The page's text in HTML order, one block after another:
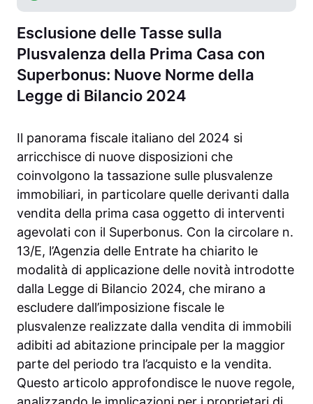
Esclusione delle Tasse sulla
Plusvalenza della Prima Casa con
Superbonus: Nuove Norme della
Legge di Bilancio 2024
Il panorama fiscale italiano del 2024 si
arricchisce di nuove disposizioni che
coinvolgono la tassazione sulle plusvalenze
immobiliari, in particolare quelle derivanti dalla
vendita della prima casa oggetto di interventi
agevolati con il Superbonus. Con la circolare n.
13/E, l’Agenzia delle Entrate ha chiarito le
modalità di applicazione delle novità introdotte
dalla Legge di Bilancio 2024, che mirano a
escludere dall’imposizione fiscale le
plusvalenze realizzate dalla vendita di immobili
adibiti ad abitazione principale per la maggior
parte del periodo tra l’acquisto e la vendita.
Questo articolo approfondisce le nuove regole,